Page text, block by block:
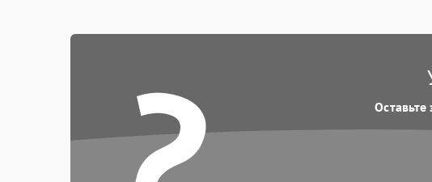
Проблемы с механикой
Режим работы
Программные сбои